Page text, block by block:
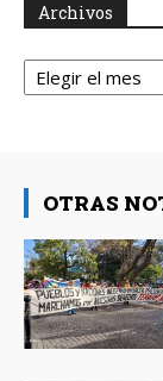
Archivos
Archivos
OTRAS